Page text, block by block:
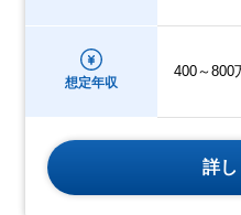
想定年収
400～800
詳し